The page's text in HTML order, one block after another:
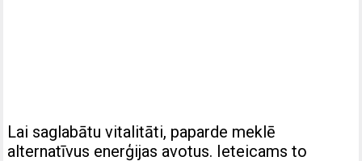
Lai saglabātu vitalitāti, paparde meklē
alternatīvus enerģijas avotus. Ieteicams to